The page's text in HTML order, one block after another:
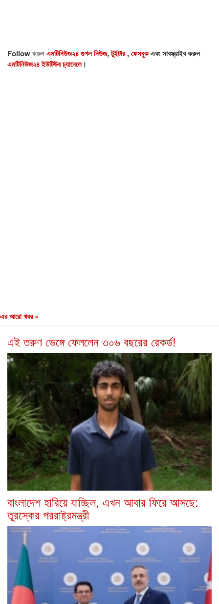
Followকরুনএমটিনিউজ২৪ গুগল নিউজ,টুইটার,ফেসবুকএবং সাবস্ক্রাইব করুন
এমটিনিউজ২৪ ইউটিউব চ্যানেলে।
এর আরো খবর »
এই তরুণ ভেঙ্গে ফেললেন ৩০৬ বছরের রেকর্ড!
বাংলাদেশ হারিয়ে যাচ্ছিল, এখন আবার ফিরে আসছে:
তুরস্কের পররাষ্ট্রমন্ত্রী